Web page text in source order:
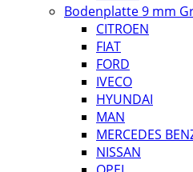
Bodenplatte 9 mm
CITROEN
FIAT
FORD
IVECO
HYUNDAI
MAN
MERCEDES
NISSAN